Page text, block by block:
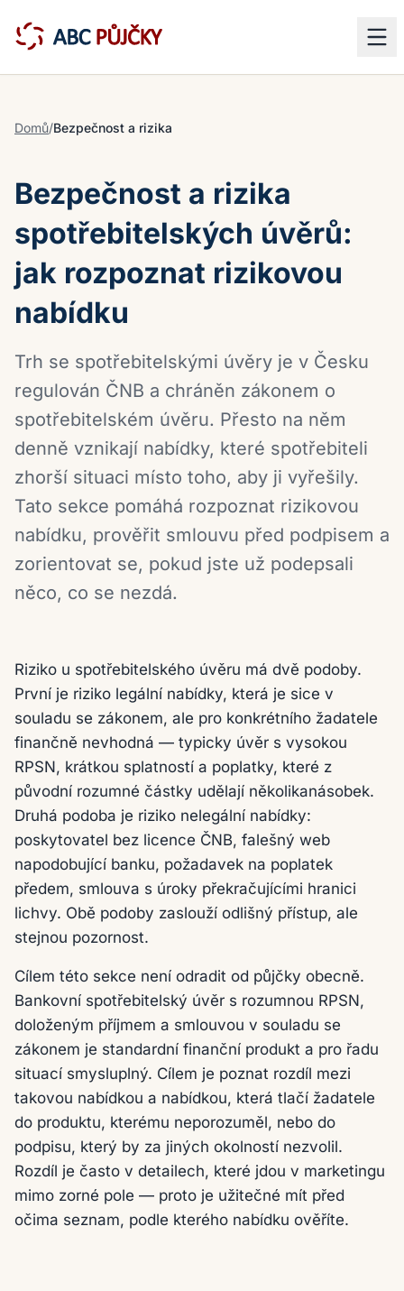
Domů/Bezpečnost a rizika
Bezpečnost a rizika
spotřebitelských úvěrů:
jak rozpoznat rizikovou
nabídku
Trh se spotřebitelskými úvěry je v Česku
regulován ČNB a chráněn zákonem o
spotřebitelském úvěru. Přesto na něm
denně vznikají nabídky, které spotřebiteli
zhorší situaci místo toho, aby ji vyřešily.
Tato sekce pomáhá rozpoznat rizikovou
nabídku, prověřit smlouvu před podpisem a
zorientovat se, pokud jste už podepsali
něco, co se nezdá.
Riziko u spotřebitelského úvěru má dvě podoby.
První je riziko legální nabídky, která je sice v
souladu se zákonem, ale pro konkrétního žadatele
finančně nevhodná — typicky úvěr s vysokou
RPSN, krátkou splatností a poplatky, které z
původní rozumné částky udělají několikanásobek.
Druhá podoba je riziko nelegální nabídky:
poskytovatel bez licence ČNB, falešný web
napodobující banku, požadavek na poplatek
předem, smlouva s úroky překračujícími hranici
lichvy. Obě podoby zaslouží odlišný přístup, ale
stejnou pozornost.
Cílem této sekce není odradit od půjčky obecně.
Bankovní spotřebitelský úvěr s rozumnou RPSN,
doloženým příjmem a smlouvou v souladu se
zákonem je standardní finanční produkt a pro řadu
situací smysluplný. Cílem je poznat rozdíl mezi
takovou nabídkou a nabídkou, která tlačí žadatele
do produktu, kterému neporozuměl, nebo do
podpisu, který by za jiných okolností nezvolil.
Rozdíl je často v detailech, které jdou v marketingu
mimo zorné pole — proto je užitečné mít před
očima seznam, podle kterého nabídku ověříte.